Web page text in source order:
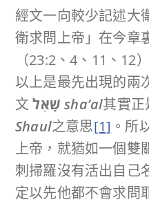
經文一向較少記述大
衛求問上帝」在今章
（23:2、4、11、12
以上是最先出現的兩
文שָׁאַל sha’al其實
Shaul之意思[1] 。所
上帝，就猶如一個
刺掃羅沒有活出自己
定以先他都不會求問